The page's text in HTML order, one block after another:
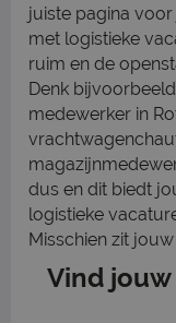
juiste pagina
met logistieke
ruim en de
Denk
medewerker in
dus en dit biedt
logistieke
Misschien zit
Vind